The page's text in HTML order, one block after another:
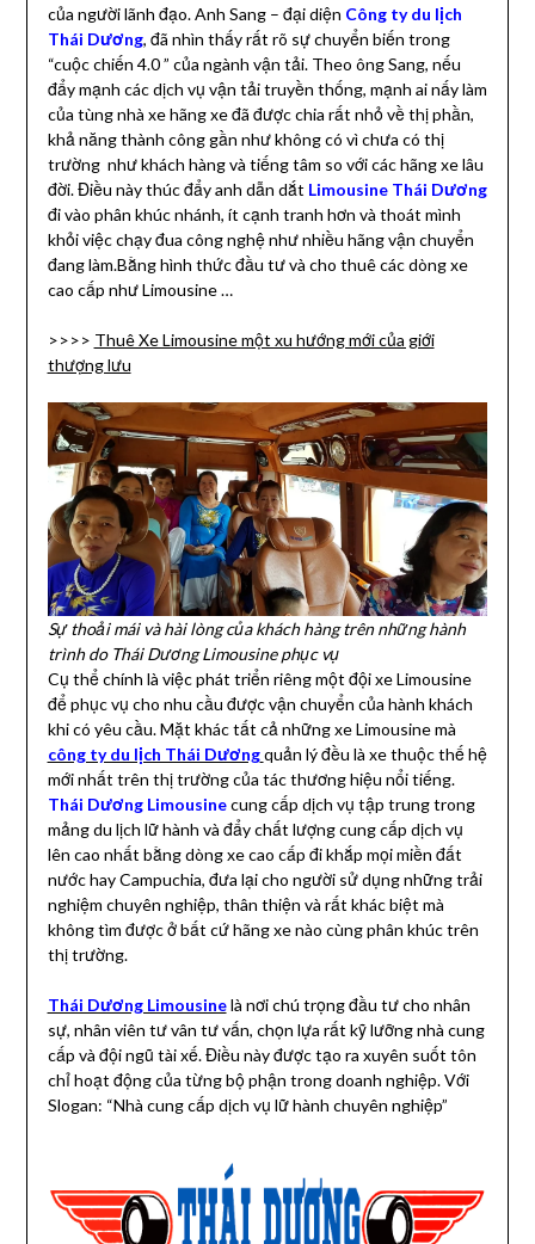
của người lãnh đạo. Anh Sang – đại diện Công ty du lịch
Thái Dương, đã nhìn thấy rất rõ sự chuyển biến trong
“cuộc chiến 4.0 ” của ngành vận tải. Theo ông Sang, nếu
đẩy mạnh các dịch vụ vận tải truyền thống, mạnh ai nấy làm
của tùng nhà xe hãng xe đã được chia rất nhỏ về thị phần,
khả năng thành công gần như không có vì chưa có thị
trường như khách hàng và tiếng tâm so với các hãng xe lâu
đời. Điều này thúc đẩy anh dẫn dắt Limousine Thái Dương
đi vào phân khúc nhánh, ít cạnh tranh hơn và thoát mình
khỏi việc chạy đua công nghệ như nhiều hãng vận chuyển
đang làm.Bằng hình thức đầu tư và cho thuê các dòng xe
cao cấp như Limousine …
>>>> Thuê Xe Limousine một xu hướng mới của giới
thượng lưu
Sự thoải mái và hài lòng của khách hàng trên những hành
trình do Thái Dương Limousine phục vụ
Cụ thể chính là việc phát triển riêng một đội xe Limousine
để phục vụ cho nhu cầu được vận chuyển của hành khách
khi có yêu cầu. Mặt khác tất cả những xe Limousine mà
công ty du lịch Thái Dương quản lý đều là xe thuộc thế hệ
mới nhất trên thị trường của tác thương hiệu nổi tiếng.
Thái Dương Limousine cung cấp dịch vụ tập trung trong
mảng du lịch lữ hành và đẩy chất lượng cung cấp dịch vụ
lên cao nhất bằng dòng xe cao cấp đi khắp mọi miền đất
nước hay Campuchia, đưa lại cho người sử dụng những trải
nghiệm chuyên nghiệp, thân thiện và rất khác biệt mà
không tìm được ở bất cứ hãng xe nào cùng phân khúc trên
thị trường.
Thái Dương Limousinelà nơi chú trọng đầu tư cho nhân
sự, nhân viên tư vân tư vấn, chọn lựa rất kỹ lưỡng nhà cung
cấp và đội ngũ tài xế. Điều này được tạo ra xuyên suốt tôn
chỉ hoạt động của từng bộ phận trong doanh nghiệp. Với
Slogan: “Nhà cung cấp dịch vụ lữ hành chuyên nghiệp”